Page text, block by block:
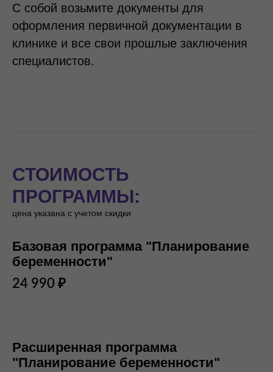
С собой возьмите документы для
оформления первичной документации в
клинике и все свои прошлые заключения
специалистов.
СТОИМОСТЬ
ПРОГРАММЫ:
цена указана с учетом скидки
Базовая программа "Планирование
беременности"
24 990 ₽
Расширенная программа
"Планирование беременности"